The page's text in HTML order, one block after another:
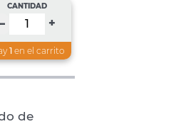
CANTIDAD
– +
1en el carrito
de